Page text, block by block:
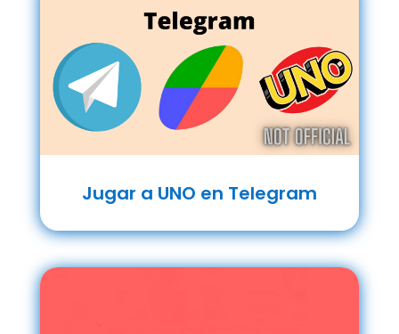
Jugar a UNO en Telegram